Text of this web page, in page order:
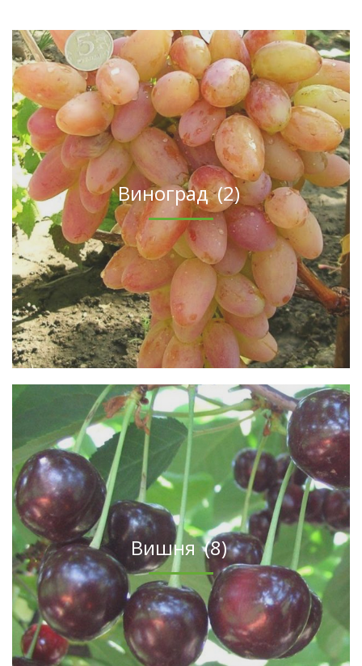
Виноград(2)
Вишня(8)